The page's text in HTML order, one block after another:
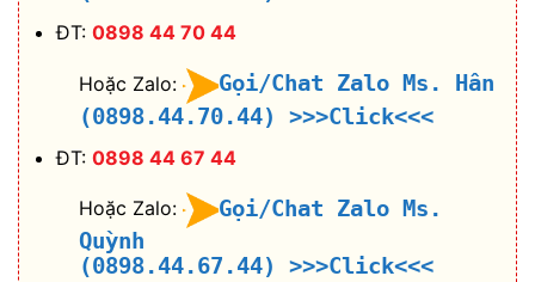
ĐT: 0898 44 70 44
Hoặc Zalo:
Gọi/Chat Zalo Ms. Hân
(0898.44.70.44)
>>>Click<<<
ĐT: 0898 44 67 44
Hoặc Zalo:
Gọi/Chat Zalo Ms.
Quỳnh
(0898.44.67.44)
>>>Click<<<